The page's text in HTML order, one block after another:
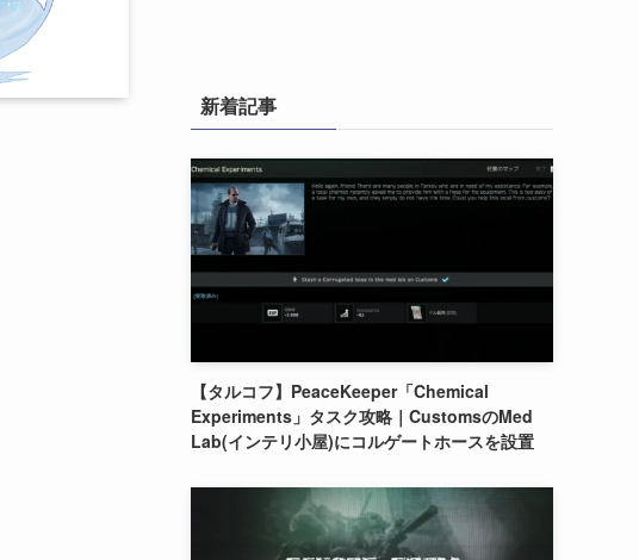
新着記事
【タルコフ】PeaceKeeper「Chemical
Experiments」タスク攻略｜CustomsのMed
Lab(インテリ小屋)にコルゲートホースを設置